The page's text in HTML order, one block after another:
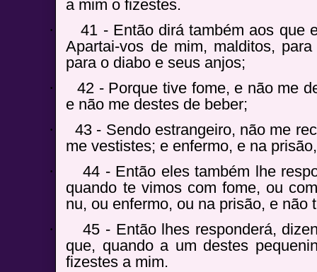
a mim o fizestes.
·
41 - Então dirá também aos que
Apartai-vos de mim, malditos,
para o diabo e seus anjos;
·
42 - Porque tive fome, e não me
e não me destes de beber;
·
43 - Sendo estrangeiro, não me
me vestistes; e enfermo, e na
·
44 - Então eles também lhe
quando te vimos com fome, ou
nu, ou enfermo, ou na prisão, e não
·
45 - Então lhes responderá,
que, quando a um destes
fizestes a mim.